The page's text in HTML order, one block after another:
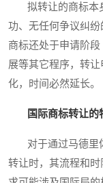
拟转让的商标本
功、无任何争议纠
商标还处于申请阶
展等其它程序，转
化，时间必然延长。
国际商标转让的
对于通过马德里
转让时，其流程和